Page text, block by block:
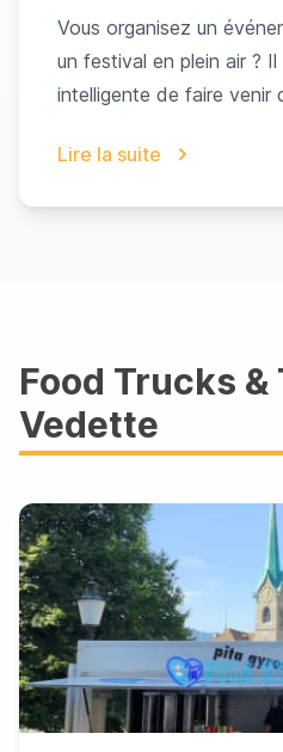
Vous organisez un
un festival en plein air ?
intelligente de faire
trouvé le lieu idéal. La
Lire la suite
Food Trucks
Vedette